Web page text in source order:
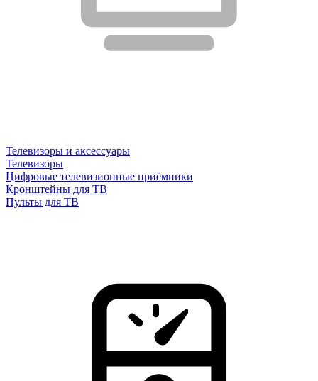
Телевизоры и аксессуары
Телевизоры
Цифровые телевизионные приёмники
Кронштейны для ТВ
Пульты для ТВ